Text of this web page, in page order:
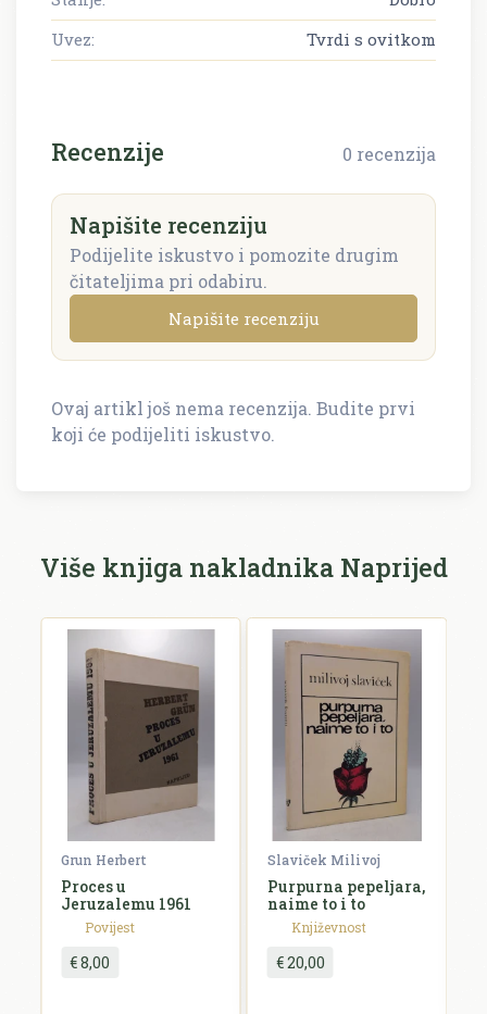
Uvez:
Tvrdi s ovitkom
Recenzije 0 recenzija
Napišite recenziju
Podijelite iskustvo i pomozite drugim
čitateljima pri odabiru.
Napišite recenziju
Napišite recenziju
E-mail se ne prikazuje javno.
Ocjena *
Komentar *
Ovaj artikl još nema recenzija. Budite prvi
koji će podijeliti iskustvo.
Više knjiga nakladnika Naprijed
Grun Herbert
Proces u
Jeruzalemu 1961
Povijest
€ 8,00
Slaviček Milivoj
Purpurna pepeljara,
naime to i to
Književnost
€ 20,00